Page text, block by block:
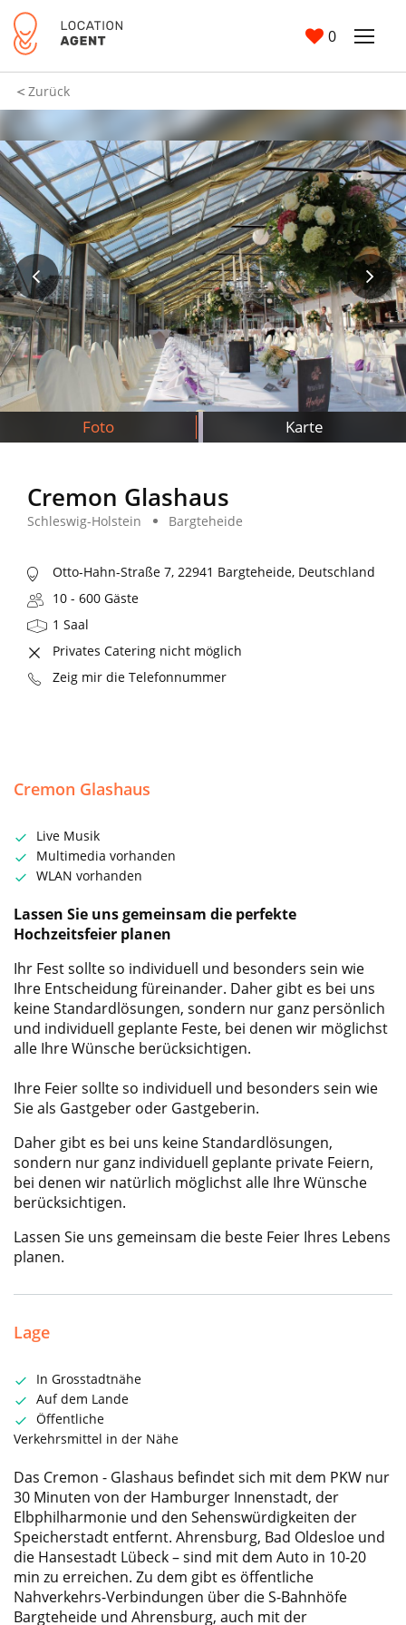
0
Zurück
Foto Karte
Cremon Glashaus
Schleswig-Holstein Bargteheide
Otto-Hahn-Straße 7, 22941 Bargteheide, Deutschland
10 - 600 Gäste
1 Saal
Privates Catering nicht möglich
Zeig mir die Telefonnummer
Cremon Glashaus
Live Musik
Multimedia vorhanden
WLAN vorhanden
Lassen Sie uns gemeinsam die perfekte
Hochzeitsfeier planen
Ihr Fest sollte so individuell und besonders sein wie
Ihre Entscheidung füreinander. Daher gibt es bei uns
keine Standardlösungen, sondern nur ganz persönlich
und individuell geplante Feste, bei denen wir möglichst
alle Ihre Wünsche berücksichtigen.
Ihre Feier sollte so individuell und besonders sein wie
Sie als Gastgeber oder Gastgeberin.
Daher gibt es bei uns keine Standardlösungen,
sondern nur ganz individuell geplante private Feiern,
bei denen wir natürlich möglichst alle Ihre Wünsche
berücksichtigen.
Lassen Sie uns gemeinsam die beste Feier Ihres Lebens
planen.
Lage
In Grosstadtnähe
Auf dem Lande
Öffentliche
Verkehrsmittel in der Nähe
Das Cremon - Glashaus befindet sich mit dem PKW nur
30 Minuten von der Hamburger Innenstadt, der
Elbphilharmonie und den Sehenswürdigkeiten der
Speicherstadt entfernt. Ahrensburg, Bad Oldesloe und
die Hansestadt Lübeck – sind mit dem Auto in 10-20
min zu erreichen. Zu dem gibt es öffentliche
Nahverkehrs-Verbindungen über die S-Bahnhöfe
Bargteheide und Ahrensburg, auch mit der